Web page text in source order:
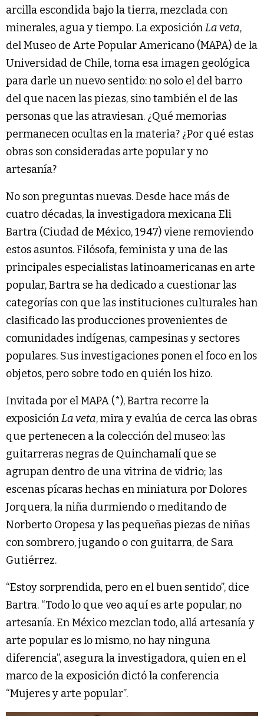
arcilla escondida bajo la tierra, mezclada con
minerales, agua y tiempo. La exposiciónLa veta,
del Museo de Arte Popular Americano (MAPA) de la
Universidad de Chile, toma esa imagen geológica
para darle un nuevo sentido: no solo el del barro
del que nacen las piezas, sino también el de las
personas que las atraviesan. ¿Qué memorias
permanecen ocultas en la materia? ¿Por qué estas
obras son consideradas arte popular y no
artesanía?
No son preguntas nuevas. Desde hace más de
cuatro décadas, la investigadora mexicana Eli
Bartra (Ciudad de México, 1947) viene removiendo
estos asuntos. Filósofa, feminista y una de las
principales especialistas latinoamericanas en arte
popular, Bartra se ha dedicado a cuestionar las
categorías con que las instituciones culturales han
clasificado las producciones provenientes de
comunidades indígenas, campesinas y sectores
populares. Sus investigaciones ponen el foco en los
objetos, pero sobre todo en quién los hizo.
Invitada por el MAPA (*), Bartra recorre la
exposiciónLa veta, mira y evalúa de cerca las obras
que pertenecen a la colección del museo: las
guitarreras negras de Quinchamalí que se
agrupan dentro de una vitrina de vidrio; las
escenas pícaras hechas en miniatura por Dolores
Jorquera, la niña durmiendo o meditando de
Norberto Oropesa y las pequeñas piezas de niñas
con sombrero, jugando o con guitarra, de Sara
Gutiérrez.
“Estoy sorprendida, pero en el buen sentido”, dice
Bartra. “Todo lo que veo aquí es arte popular, no
artesanía. En México mezclan todo, allá artesanía y
arte popular es lo mismo, no hay ninguna
diferencia”, asegura la investigadora, quien en el
marco de la exposición dictó la conferencia
“Mujeres y arte popular”.